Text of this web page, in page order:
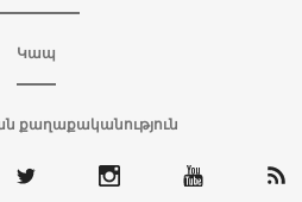
Կապ
քաղաքականություն